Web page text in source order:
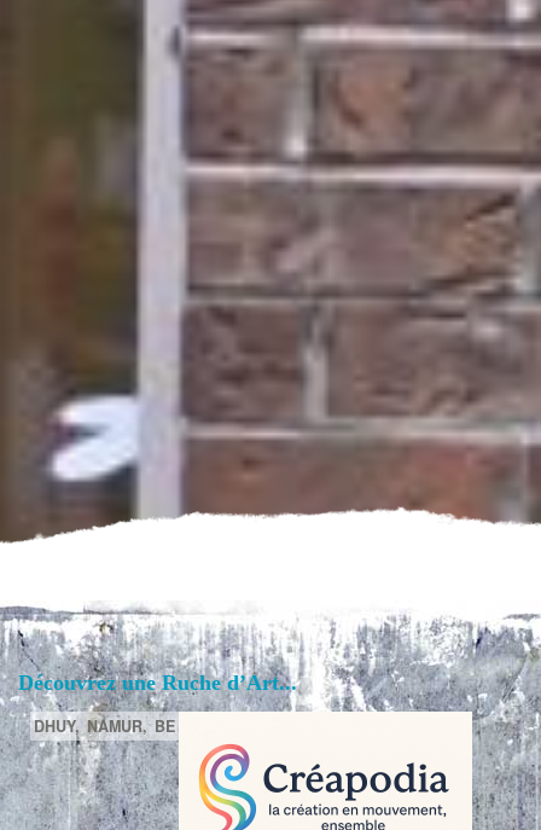
Découvrez une Ruche d’Art...
DHUY, NAMUR, BE